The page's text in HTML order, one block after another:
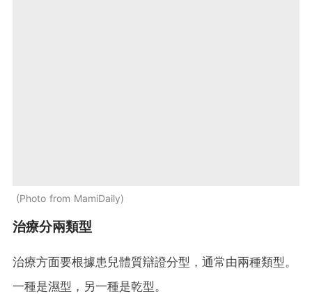
Photo from MamiDaily
治療分兩類型
治療方面要根據患兒體質辯證分型，通常由兩種類型。
一種是濕型，另一種是乾型。